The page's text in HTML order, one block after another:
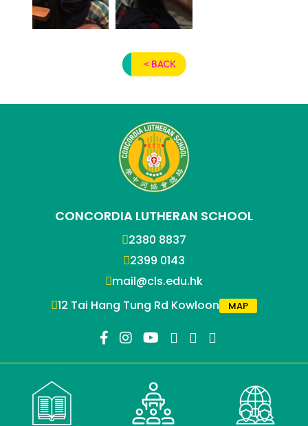
< BACK
CONCORDIA LUTHERAN SCHOOL
2380 8837
2399 0143
mail@cls.edu.hk
12 Tai Hang Tung Rd Kowloon
MAP